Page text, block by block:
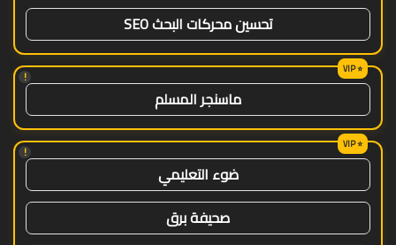
تحسين محركات البحث SEO
!
ماسنجر المسلم
!
ضوء التعليمي
صحيفة برق